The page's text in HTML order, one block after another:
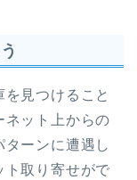
見つけること
ネット上からの
ーンに遭遇し
ト取り寄せがで